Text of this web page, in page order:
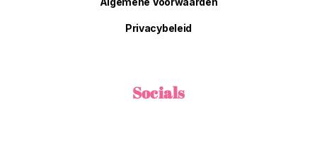
Privacybeleid
Socials